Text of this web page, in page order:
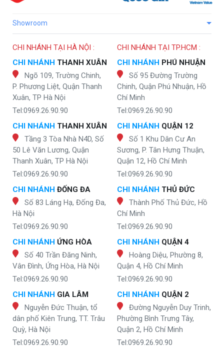
Showroom
CHI NHÁNH TẠI HÀ NỘI :
CHI NHÁNH THANH XUÂN
Ngõ 109, Trường Chinh,
P. Phương Liệt, Quận Thanh
Xuân, TP Hà Nội
Tel:0969.26.90.90
CHI NHÁNH THANH XUÂN
Tầng 3 Tòa Nhà N4D, Số
50 Lê Văn Lương, Quận
Thanh Xuân, TP Hà Nội
Tel:0969.26.90.90
CHI NHÁNH ĐỐNG ĐA
Số 83 Láng Hạ, Đống Đa,
Hà Nội
Tel:0969.26.90.90
CHI NHÁNH ỨNG HÒA
Số 40 Trần Đăng Ninh,
Vân Đình, Ứng Hòa, Hà Nội
Tel:0969.26.90.90
CHI NHÁNH GIA LÂM
Nguyễn Đức Thuận, tổ
dân phố Kiên Trung, TT. Trâu
Quỳ, Hà Nội
Tel:0969.26.90.90
CHI NHÁNH TẠI TP.HCM :
CHI NHÁNH PHÚ NHUẬN
Số 95 Đường Trường
Chinh, Quận Phú Nhuận, Hồ
Chí Minh
Tel:0969.26.90.90
CHI NHÁNH QUẬN 12
Số 1 Khu Dân Cư An
Sương, P. Tân Hưng Thuận,
Quận 12, Hồ Chí Minh
Tel:0969.26.90.90
CHI NHÁNH THỦ ĐỨC
Thành Phố Thủ Đức, Hồ
Chí Minh
Tel:0969.26.90.90
CHI NHÁNH QUẬN 4
Hoàng Diệu, Phường 8,
Quận 4, Hồ Chí Minh
Tel:0969.26.90.90
CHI NHÁNH QUẬN 2
Đường Nguyễn Duy Trinh,
Phường Bình Trưng Tây,
Quận 2, Hồ Chí Minh
Tel:0969.26.90.90